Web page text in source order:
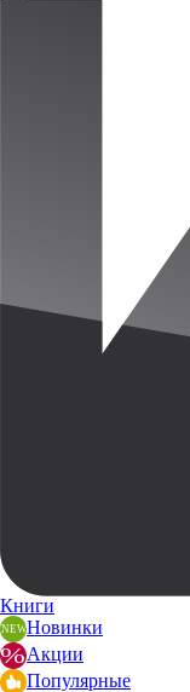
Книги
Новинки
Акции
Популярные